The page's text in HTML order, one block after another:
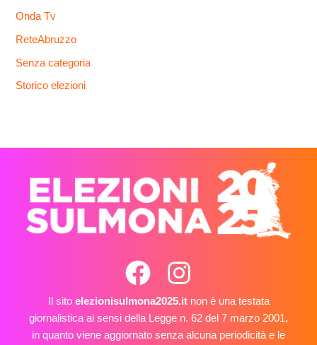
Onda Tv
ReteAbruzzo
Senza categoria
Storico elezioni
Il sito elezionisulmona2025.itnon è una testata
giornalistica ai sensi della Legge n. 62 del 7 marzo 2001,
in quanto viene aggiornato senza alcuna periodicità e le